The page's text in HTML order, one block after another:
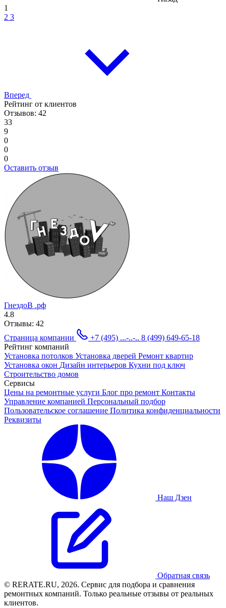
1
2 3
Вперед
Рейтинг от клиентов
Отзывов: 42
33
9
0
0
0
Оставить отзыв
ГнездоВ .рф
4.8
Отзывы: 42
Страница компании
+7 (495) ...-..-.. 8 (499) 649-65-18
Рейтинг компаний
Установка потолков Установка дверей Ремонт квартир
Установка окон Дизайн интерьеров Кухни под ключ
Строительство домов
Сервисы
Цены на ремонтные услуги Блог про ремонт Контакты
Управление компанией Персональный подбор
Пользовательское соглашение Политика конфиденциальности
Реквизиты
Наш Дзен
Обратная связь
© RERATE.RU, 2026. Сервис для подбора и сравнения
ремонтных компаний. Только реальные отзывы от реальных
клиентов.